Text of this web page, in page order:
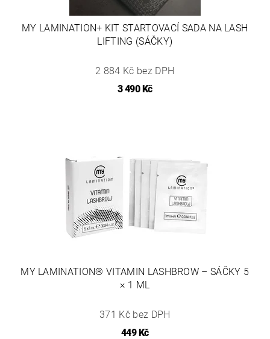
MY LAMINATION+ KIT STARTOVACÍ SADA NA LASH
LIFTING (SÁČKY)
2 884 Kč bez DPH
3 490 Kč
MY LAMINATION® VITAMIN LASHBROW – SÁČKY 5
× 1 ML
371 Kč bez DPH
449 Kč